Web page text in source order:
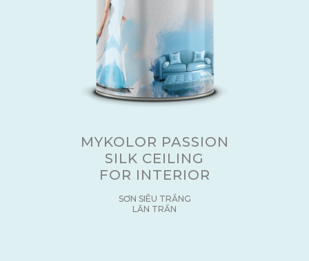
MYKOLOR PASSION
SILK CEILING
FOR INTERIOR
SƠN SIÊU TRẮNG
LĂN TRẦN